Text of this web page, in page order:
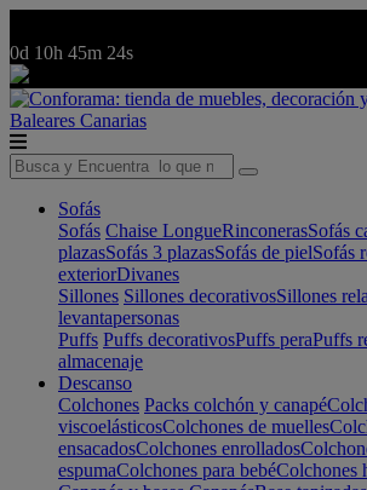
0d 10h 45m 24s
Baleares Canarias
Sofás
Sofás Chaise LongueRinconerasSofás
plazasSofás 3 plazasSofás de pielSofás
exteriorDivanes
Sillones Sillones decorativosSillones
levantapersonas
Puffs Puffs decorativosPuffs peraPuffs
almacenaje
Descanso
Colchones Packs colchón y canapé
viscoelásticosColchones de muelles
ensacadosColchones enrollados
espumaColchones para bebéColchones